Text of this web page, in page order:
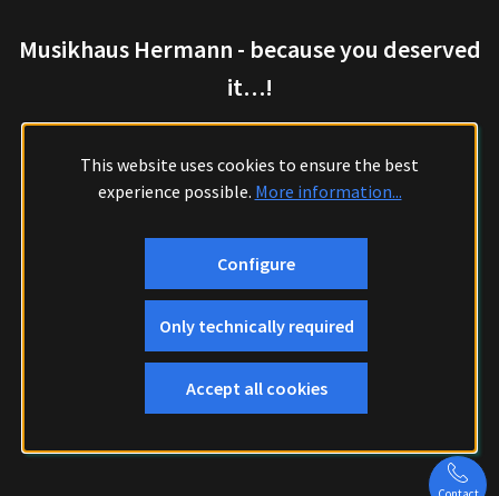
Musikhaus Hermann - because you deserved
it…!
This website uses cookies to ensure the best
experience possible. More information...
Only technically required
Configure
Accept all cookies